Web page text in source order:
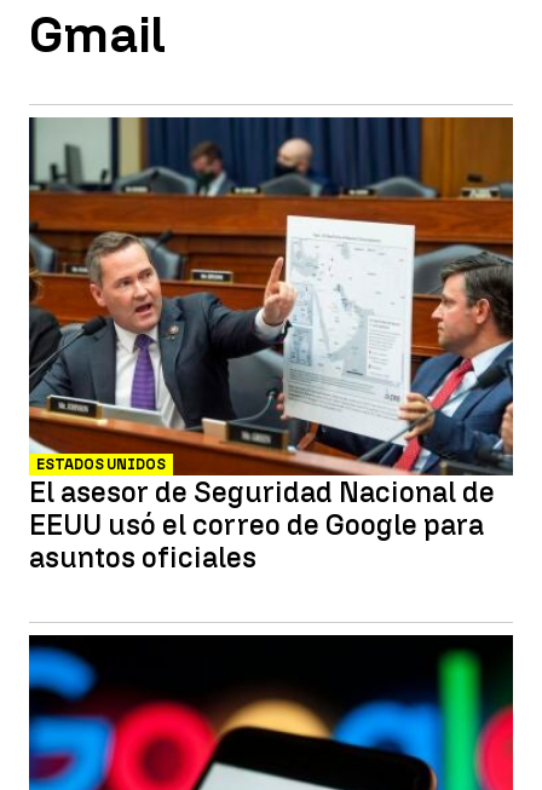
Gmail
ESTADOS UNIDOS
El asesor de Seguridad Nacional de
EEUU usó el correo de Google para
asuntos oficiales